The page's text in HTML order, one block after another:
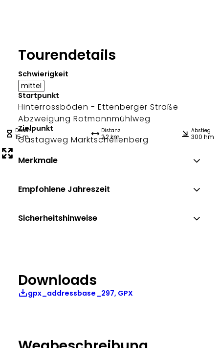
Tourendetails
Schwierigkeit
mittel
Startpunkt
Hinterrossböden - Ettenberger Straße
Abzweigung Rotmannmühlweg
Zielpunkt
Gastagweg Marktschellenberg
Dauer
15 m
Distanz
2,2 km
Abstieg
300 hm
Merkmale
Empfohlene Jahreszeit
Sicherheitshinweise
Downloads
gpx_addressbase_297, GPX